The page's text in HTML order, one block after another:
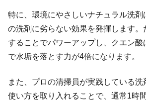
特に、環境にやさしいナチュラル洗剤
の洗剤に劣らない効果を発揮します。
することでパワーアップし、クエン酸
で水垢を落とす力が4倍になります。
また、プロの清掃員が実践している
使い方を取り入れることで、通常1時